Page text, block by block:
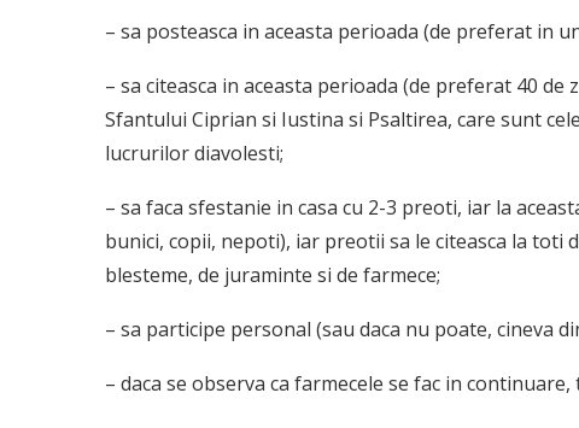
– sa posteasca in aceasta perioada (de preferat in
– sa citeasca in aceasta perioada (de preferat 40
Sfantului Ciprian si Iustina si Psaltirea, care sunt
lucrurilor diavolesti;
– sa faca sfestanie in casa cu 2-3 preoti, iar la
bunici, copii, nepoti), iar preotii sa le citeasca la toti
blesteme, de juraminte si de farmece;
– sa participe personal (sau daca nu poate, cineva
– daca se observa ca farmecele se fac in